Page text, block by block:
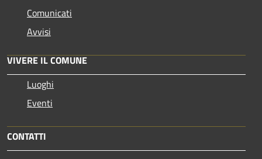
Comunicati
Avvisi
VIVERE IL COMUNE
Luoghi
Eventi
CONTATTI